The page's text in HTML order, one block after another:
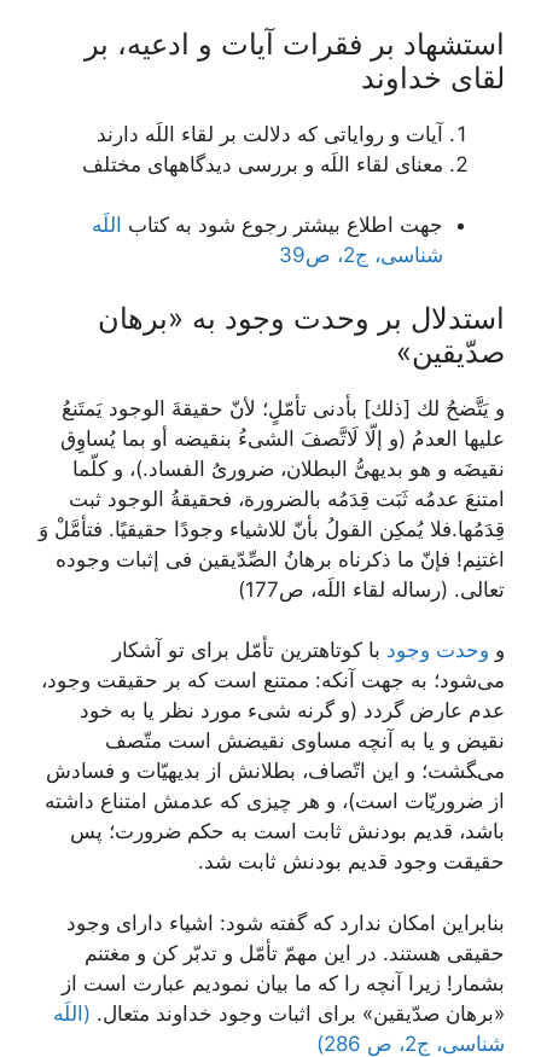
استشهاد بر فقرات آيات و ادعيه، بر
لقاى خداوند
آیات و روایاتی که دلالت بر لقاء اللَه دارند
معنای لقاء اللَه و بررسی دیدگاههای مختلف
جهت اطلاع بیشتر رجوع شود به کتاب اللَه
شناسی، ج2، ص39
استدلال بر وحدت وجود به «برهان
صدّيقين»
و يَتَّضحُ لك [ذلك‏] بأدنى تأمّلٍ؛ لأنّ حقيقةَ الوجود يَمتَنعُ
عليها العدمُ (و إلّا لَاتَّصفَ الشى‏ءُ بنقيضه أو بما يُساوِق
نقيضَه و هو بديهىُّ البطلان، ضرورىُ ‏الفساد.)، و كلّما
امتنعَ عدمُه ثَبَت قِدَمُه بالضرورة، فحقيقةُ الوجود ثبت
قِدَمُها.فلا يُمكِن القولُ بأنّ للاشياء وجودًا حقيقيًا. فتأمَّلْ وَ
اغتنِم! فإنّ ما ذكرناه برهانُ الصِّدّيقين فى إثبات وجوده
تعالى. (رساله لقاء اللَه، ص177)
و وحدت وجود با كوتاه‏ترين تأمّل براى تو آشكار
می‌شود؛ به جهت آنكه: ممتنع است كه بر حقيقت وجود،
عدم عارض گردد (و گرنه شى‏ء مورد نظر يا به خود
نقيض و يا به آنچه مساوى نقيضش است متّصف
می‌‍‏گشت؛ و اين اتّصاف، بطلانش از بديهيّات و فسادش
از ضروريّات است)، و هر چيزى كه عدمش امتناع داشته
باشد، قديم بودنش ثابت است به حكم ضرورت؛ پس
حقيقت وجود قديم بودنش ثابت شد.
بنابراين امكان ندارد كه گفته شود: اشياء داراى وجود
حقيقى هستند. در اين مهمّ تأمّل و تدبّر كن و مغتنم
بشمار! زيرا آنچه را كه ما بيان نموديم عبارت است از
«برهان صدّيقين» براى اثبات وجود خداوند متعال. (اللَه
شناسی، ج2، ص 286)